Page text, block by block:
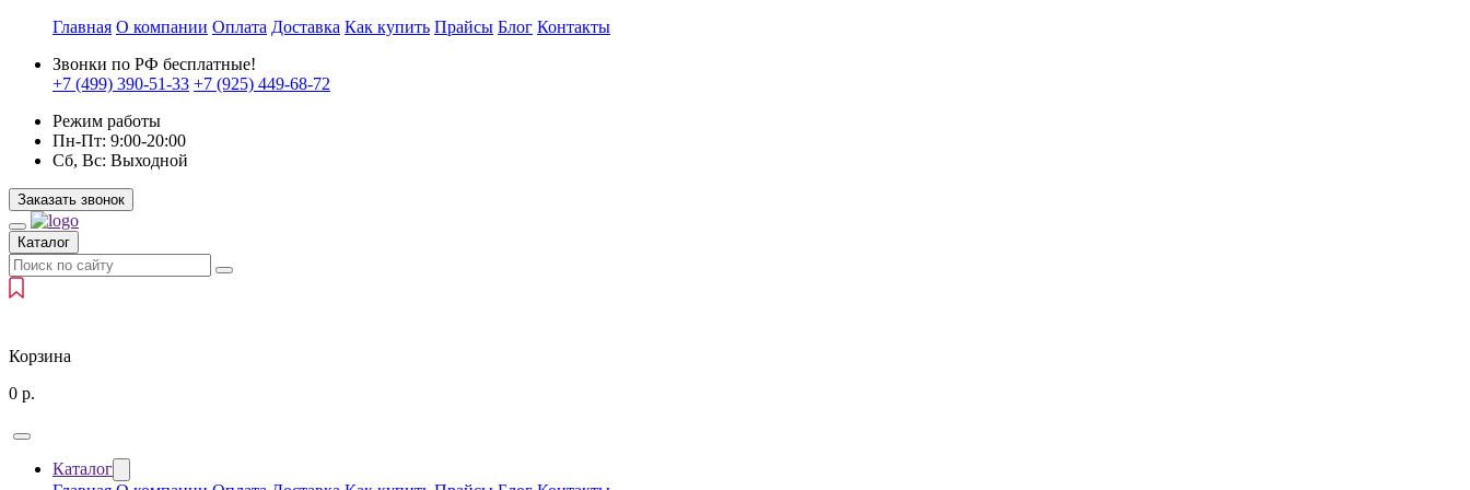
Главная О компании Оплата Доставка Как купить Прайсы Блог Контакты
Звонки по РФ бесплатные!
+7 (499) 390-51-33 +7 (925) 449-68-72
Режим работы
Пн-Пт: 9:00-20:00
Сб, Вс: Выходной
Заказать звонок
Каталог
Корзина
0 р.
Каталог